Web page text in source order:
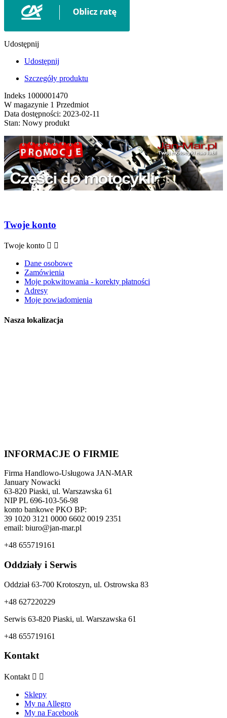
Udostępnij
Udostępnij
Szczegóły produktu
Indeks 1000001470
W magazynie 1 Przedmiot
Data dostępności: 2023-02-11
Stan: Nowy produkt
Twoje konto
Twoje konto  
Dane osobowe
Zamówienia
Moje pokwitowania - korekty płatności
Adresy
Moje powiadomienia
Nasza lokalizacja
INFORMACJE O FIRMIE
Firma Handlowo-Usługowa JAN-MAR
January Nowacki
63-820 Piaski, ul. Warszawska 61
NIP PL 696-103-56-98
konto bankowe PKO BP:
39 1020 3121 0000 6602 0019 2351
email: biuro@jan-mar.pl
+48 655719161
Oddziały i Serwis
Oddział 63-700 Krotoszyn, ul. Ostrowska 83
+48 627220229
Serwis 63-820 Piaski, ul. Warszawska 61
+48 655719161
Kontakt
Kontakt  
Sklepy
My na Allegro
My na Facebook